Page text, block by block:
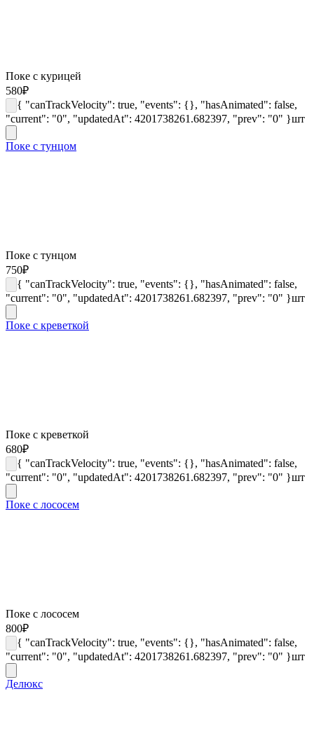
Поке с курицей
580₽
{ "canTrackVelocity": true, "events": {}, "hasAnimated": false,
"current": "0", "updatedAt": 4201738261.682397, "prev": "0" }шт
Поке с тунцом
Поке с тунцом
750₽
{ "canTrackVelocity": true, "events": {}, "hasAnimated": false,
"current": "0", "updatedAt": 4201738261.682397, "prev": "0" }шт
Поке с креветкой
Поке с креветкой
680₽
{ "canTrackVelocity": true, "events": {}, "hasAnimated": false,
"current": "0", "updatedAt": 4201738261.682397, "prev": "0" }шт
Поке с лососем
Поке с лососем
800₽
{ "canTrackVelocity": true, "events": {}, "hasAnimated": false,
"current": "0", "updatedAt": 4201738261.682397, "prev": "0" }шт
Делюкс